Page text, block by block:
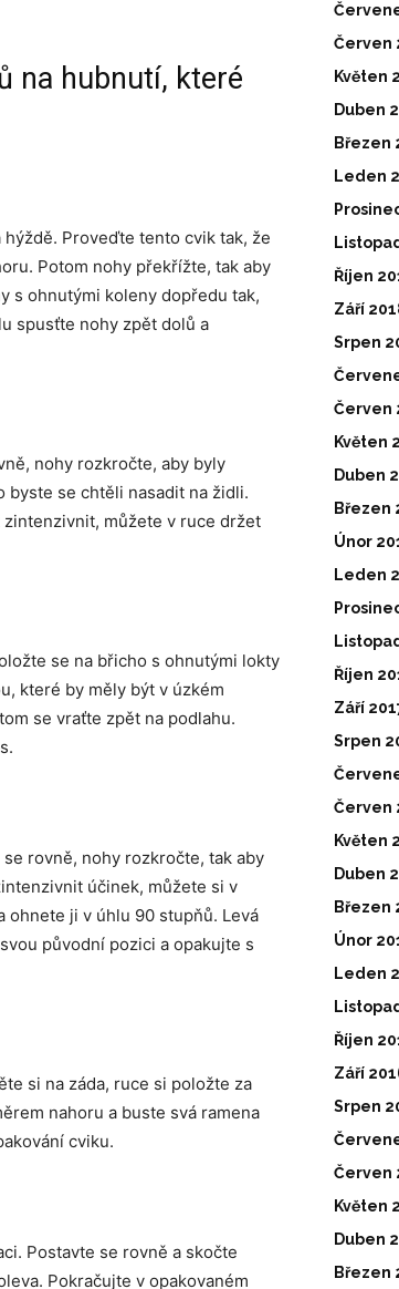
na hubnutí, které
Proveďte tento cvik tak, že
Potom nohy překřížte, tak aby
s ohnutými koleny dopředu tak,
spusťte nohy zpět dolů a
nohy rozkročte, aby byly
byste se chtěli nasadit na židli.
můžete v ruce držet
se na břicho s ohnutými lokty
které by měly být v úzkém
se vraťte zpět na podlahu.
rovně, nohy rozkročte, tak aby
účinek, můžete si v
ohnete ji v úhlu 90 stupňů. Levá
původní pozici a opakujte s
si na záda, ruce si položte za
nahoru a buste svá ramena
cviku.
Postavte se rovně a skočte
Pokračujte v opakovaném
Červen
Květen
Duben
Březen
Leden
Říjen
Září
Srpen
Červen
Květen
Duben
Březen
Únor
Leden
Říjen
Září
Srpen
Červen
Květen
Duben
Březen
Únor
Leden
Říjen
Září
Srpen
Červen
Květen
Duben
Březen